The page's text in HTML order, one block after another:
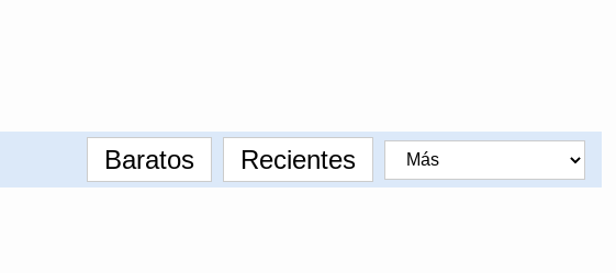
Baratos Recientes